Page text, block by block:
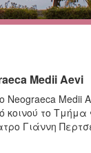
Medii Aevi
Medii
το Τμήμα
Γιάννη